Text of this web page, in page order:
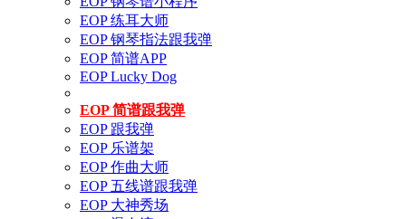
EOP 练耳大师
EOP 钢琴指法跟我弹
EOP 简谱APP
EOP Lucky Dog
EOP 简谱跟我弹
EOP 跟我弹
EOP 乐谱架
EOP 作曲大师
EOP 五线谱跟我弹
EOP 大神秀场